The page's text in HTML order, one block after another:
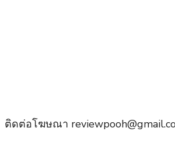
ติดต่อโฆษณา